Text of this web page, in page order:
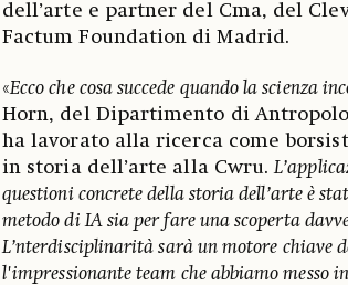
dell’arte e partner del Cma, del
Factum Foundation di Madrid.
«Ecco che cosa succede quando la scienza
Horn, del Dipartimento di
ha lavorato alla ricerca come
in storia dell’arte alla Cwru.
questioni concrete della storia dell’arte è
metodo di IA sia per fare una scoperta
L’nterdisciplinarità sarà un motore chiave
l'impressionante team che abbiamo messo